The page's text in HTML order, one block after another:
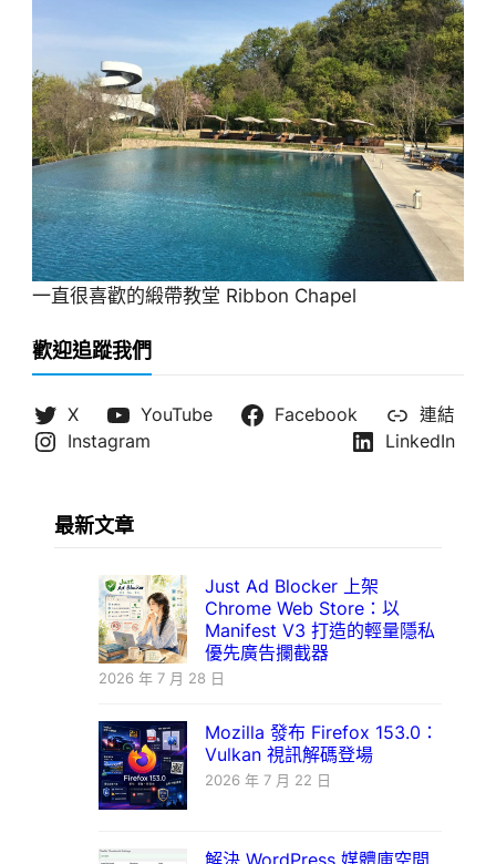
一直很喜歡的緞帶教堂 Ribbon Chapel
歡迎追蹤我們
X YouTube Facebook
連結
Instagram
LinkedIn
最新文章
Just Ad Blocker 上架
Chrome Web Store：以
Manifest V3 打造的輕量隱私
優先廣告攔截器
2026 年 7 月 28 日
Mozilla 發布 Firefox 153.0：
Vulkan 視訊解碼登場
2026 年 7 月 22 日